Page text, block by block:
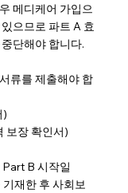
메디케어 가입으
있으므로 파트 A 효
단해야 합니다.
류를 제출해야 합
)
보장 확인서)
B 시작일
재한 후 사회보